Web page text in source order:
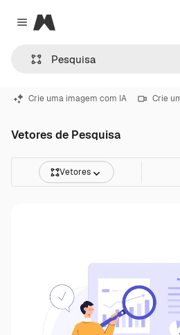
Close menu
Magnific
Crie uma imagem com IA Crie
Vetores de Pesquisa
Vetores